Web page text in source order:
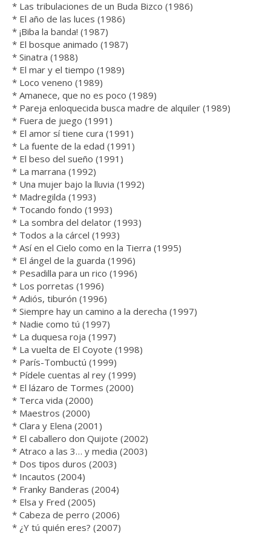
* Las tribulaciones de un Buda Bizco (1986)
* El año de las luces (1986)
* ¡Biba la banda! (1987)
* El bosque animado (1987)
* Sinatra (1988)
* El mar y el tiempo (1989)
* Loco veneno (1989)
* Amanece, que no es poco (1989)
* Pareja enloquecida busca madre de alquiler (1989)
* Fuera de juego (1991)
* El amor sí tiene cura (1991)
* La fuente de la edad (1991)
* El beso del sueño (1991)
* La marrana (1992)
* Una mujer bajo la lluvia (1992)
* Madregilda (1993)
* Tocando fondo (1993)
* La sombra del delator (1993)
* Todos a la cárcel (1993)
* Así en el Cielo como en la Tierra (1995)
* El ángel de la guarda (1996)
* Pesadilla para un rico (1996)
* Los porretas (1996)
* Adiós, tiburón (1996)
* Siempre hay un camino a la derecha (1997)
* Nadie como tú (1997)
* La duquesa roja (1997)
* La vuelta de El Coyote (1998)
* París-Tombuctú (1999)
* Pídele cuentas al rey (1999)
* El lázaro de Tormes (2000)
* Terca vida (2000)
* Maestros (2000)
* Clara y Elena (2001)
* El caballero don Quijote (2002)
* Atraco a las 3… y media (2003)
* Dos tipos duros (2003)
* Incautos (2004)
* Franky Banderas (2004)
* Elsa y Fred (2005)
* Cabeza de perro (2006)
* ¿Y tú quién eres? (2007)